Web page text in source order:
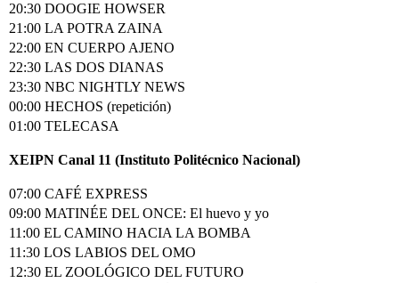
20:30 DOOGIE HOWSER
21:00 LA POTRA ZAINA
22:00 EN CUERPO AJENO
22:30 LAS DOS DIANAS
23:30 NBC NIGHTLY NEWS
00:00 HECHOS (repetición)
01:00 TELECASA
XEIPN Canal 11 (Instituto Politécnico Nacional)
07:00 CAFÉ EXPRESS
09:00 MATINÉE DEL ONCE: El huevo y yo
11:00 EL CAMINO HACIA LA BOMBA
11:30 LOS LABIOS DEL OMO
12:30 EL ZOOLÓGICO DEL FUTURO